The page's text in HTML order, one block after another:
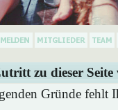
zu dieser Seite
Gründe fehlt